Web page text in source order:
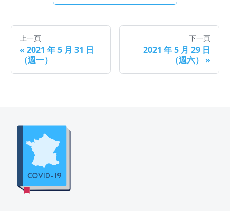
上一頁
« 2021 年 5 月 31 日
（週一）
下一頁
2021 年 5 月 29 日
（週六）
»